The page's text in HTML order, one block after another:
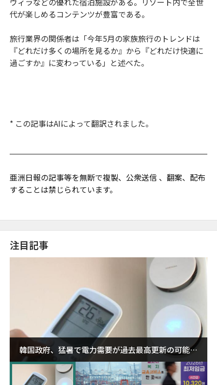
代が楽しめるコンテンツが豊富である。
旅行業界の関係者は「今年5月の家族旅行のトレンドは
『どれだけ多くの場所を見るか』から『どれだけ快適に
過ごすか』に変わっている」と述べた。
* この記事はAIによって翻訳されました。
亜洲日報の記事等を無断で複製、公衆送信 、翻案、配布
することは禁じられています。
注目記事
韓国政府、猛暑で電力需要が過去最高更新の可能性
に需給対応体制を点検